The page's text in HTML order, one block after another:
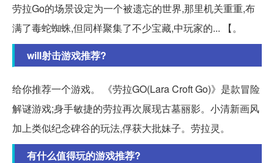
劳拉Go的场景设定为一个被遗忘的世界,那里机关重重,布
满了毒蛇蜘蛛,但同样聚集了不少宝藏,中玩家的... 【。
will射击游戏推荐?
给你推荐一个游戏。 《劳拉GO(Lara Croft Go)》是款冒险
解谜游戏;身手敏捷的劳拉再次展现古墓丽影。小清新画风
加上类似纪念碑谷的玩法,俘获大批妹子。劳拉灵。
有什么值得玩的游戏推荐?